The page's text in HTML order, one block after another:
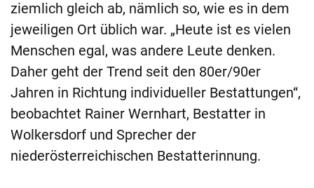
ziemlich gleich ab, nämlich so, wie es in dem
jeweiligen Ort üblich war. „Heute ist es vielen
Menschen egal, was andere Leute denken.
Daher geht der Trend seit den 80er/90er
Jahren in Richtung individueller Bestattungen“,
beobachtet Rainer Wernhart, Bestatter in
Wolkersdorf und Sprecher der
niederösterreichischen Bestatterinnung.